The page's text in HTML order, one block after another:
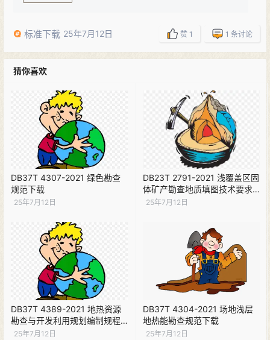
标准下载 25年7月12日 赞 1 1 条讨论
猜你喜欢
DB37T 4307-2021 绿色勘查
规范下载
25年7月12日
DB23T 2791-2021 浅覆盖区固
体矿产勘查地质填图技术要求
下载
25年7月12日
DB37T 4389-2021 地热资源
勘查与开发利用规划编制规程
下载
25年7月12日
DB37T 4304-2021 场地浅层
地热能勘查规范下载
25年7月12日